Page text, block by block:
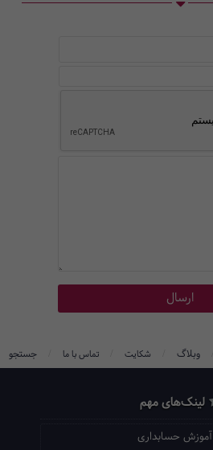
وبلاگ شکایت تماس با ما جستجو
لینک‌های مهم
آموزش حسابداری